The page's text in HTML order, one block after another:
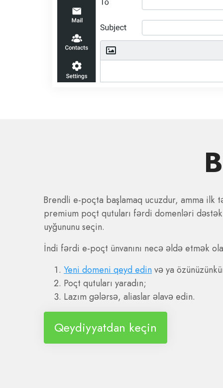
Brendli e-poçta başlamaq ucuzdur, amma ilk
premium poçt qutuları fərdi domenləri
uyğununu seçin.
İndi fərdi e-poçt ünvanını necə əldə etmək
Yeni domeni qeyd edinvə ya
Poçt qutuları yaradın;
Lazım gələrsə, aliaslar əlavə edin.
Qeydiyyatdan keçin